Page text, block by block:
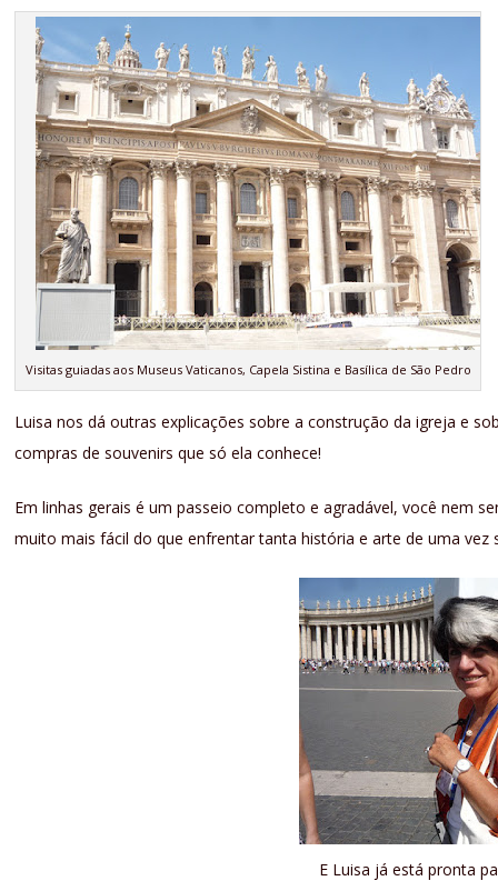
Visitas guiadas aos Museus Vaticanos, Capela Sistina e Basílica de São Pedro
Luisa nos dá outras explicações sobre a construção da igreja e
compras de souvenirs que só ela conhece!
Em linhas gerais é um passeio completo e agradável, você nem
muito mais fácil do que enfrentar tanta história e arte de uma vez
E Luisa já está pronta